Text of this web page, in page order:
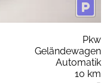
Pkw
Geländewagen
Automatik
10 km